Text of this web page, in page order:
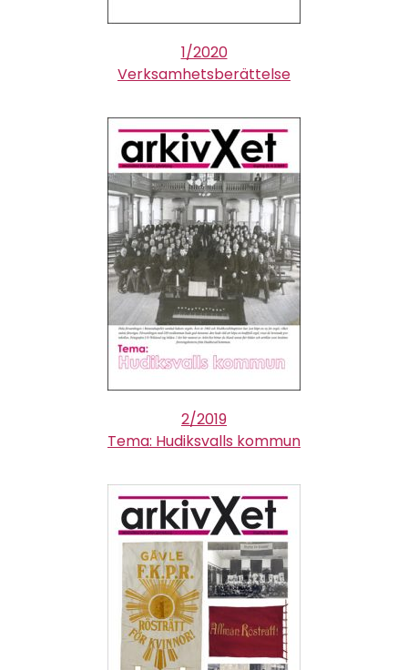
1/2020
Verksamhetsberättelse
2/2019
Tema: Hudiksvalls kommun